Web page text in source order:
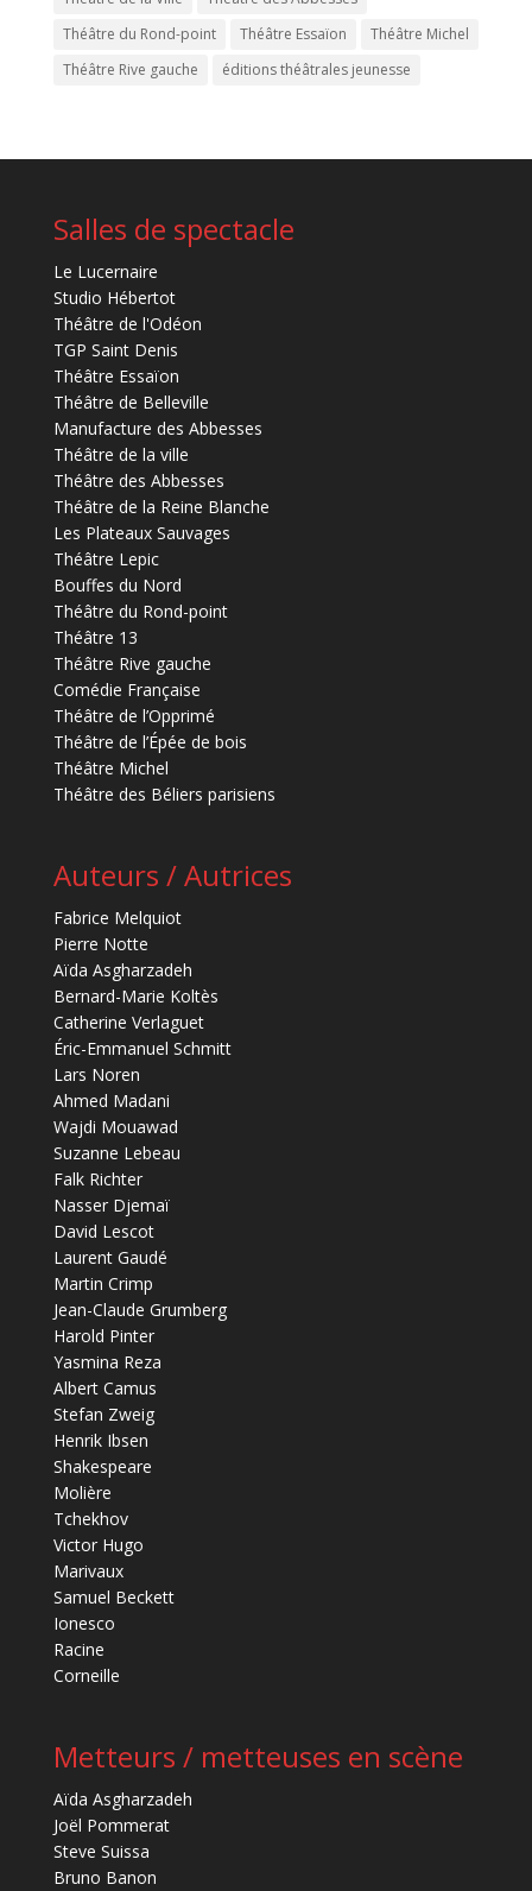
Théâtre du Rond-point
Théâtre Essaïon
Théâtre Michel
Théâtre Rive gauche
éditions théâtrales jeunesse
Salles de spectacle
Le Lucernaire
Studio Hébertot
Théâtre de l'Odéon
TGP Saint Denis
Théâtre Essaïon
Théâtre de Belleville
Manufacture des Abbesses
Théâtre de la ville
Théâtre des Abbesses
Théâtre de la Reine Blanche
Les Plateaux Sauvages
Théâtre Lepic
Bouffes du Nord
Théâtre du Rond-point
Théâtre 13
Théâtre Rive gauche
Comédie Française
Théâtre de l’Opprimé
Théâtre de l’Épée de bois
Théâtre Michel
Théâtre des Béliers parisiens
Auteurs / Autrices
Fabrice Melquiot
Pierre Notte
Aïda Asgharzadeh
Bernard-Marie Koltès
Catherine Verlaguet
Éric-Emmanuel Schmitt
Lars Noren
Ahmed Madani
Wajdi Mouawad
Suzanne Lebeau
Falk Richter
Nasser Djemaï
David Lescot
Laurent Gaudé
Martin Crimp
Jean-Claude Grumberg
Harold Pinter
Yasmina Reza
Albert Camus
Stefan Zweig
Henrik Ibsen
Shakespeare
Molière
Tchekhov
Victor Hugo
Marivaux
Samuel Beckett
Ionesco
Racine
Corneille
Metteurs / metteuses en scène
Aïda Asgharzadeh
Joël Pommerat
Steve Suissa
Bruno Banon